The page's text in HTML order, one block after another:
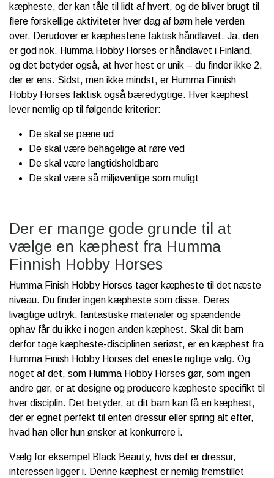
kæpheste, der kan tåle til lidt af hvert, og de bliver brugt til
flere forskellige aktiviteter hver dag af børn hele verden
over. Derudover er kæphestene faktisk håndlavet. Ja, den
er god nok. Humma Hobby Horses er håndlavet i Finland,
og det betyder også, at hver hest er unik – du finder ikke 2,
der er ens. Sidst, men ikke mindst, er Humma Finnish
Hobby Horses faktisk også bæredygtige. Hver kæphest
lever nemlig op til følgende kriterier:
De skal se pæne ud
De skal være behagelige at røre ved
De skal være langtidsholdbare
De skal være så miljøvenlige som muligt
Der er mange gode grunde til at
vælge en kæphest fra Humma
Finnish Hobby Horses
Humma Finish Hobby Horses tager kæpheste til det næste
niveau. Du finder ingen kæpheste som disse. Deres
livagtige udtryk, fantastiske materialer og spændende
ophav får du ikke i nogen anden kæphest. Skal dit barn
derfor tage kæpheste-disciplinen seriøst, er en kæphest fra
Humma Finish Hobby Horses det eneste rigtige valg. Og
noget af det, som Humma Hobby Horses gør, som ingen
andre gør, er at designe og producere kæpheste specifikt til
hver disciplin. Det betyder, at dit barn kan få en kæphest,
der er egnet perfekt til enten dressur eller spring alt efter,
hvad han eller hun ønsker at konkurrere i.
Vælg for eksempel Black Beauty, hvis det er dressur,
interessen ligger i. Denne kæphest er nemlig fremstillet